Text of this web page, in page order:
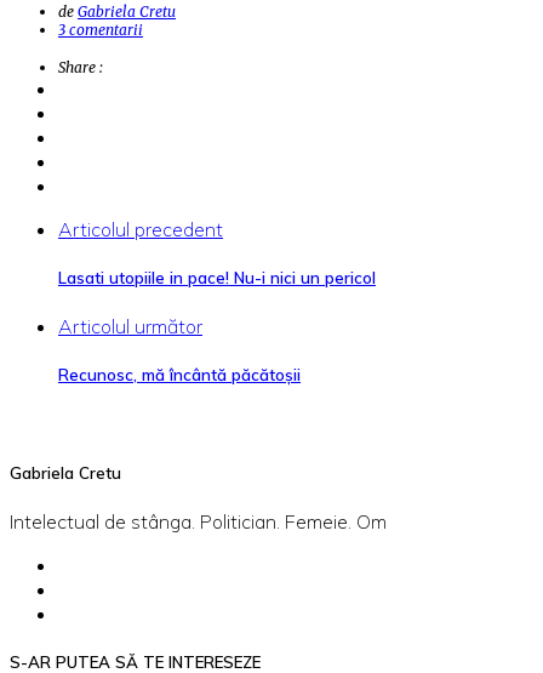
de Gabriela Cretu
3 comentarii
Share :
Articolul precedent
Lasati utopiile in pace! Nu-i nici un pericol
Articolul următor
Recunosc, mă încântă păcătoșii
Gabriela Cretu
Intelectual de stânga. Politician. Femeie. Om
S-AR PUTEA SĂ TE INTERESEZE